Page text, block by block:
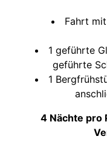
Fahrt
1 geführte
geführte
1
4 Nächte pro